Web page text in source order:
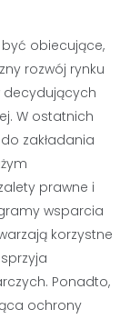
obiecujące,
rozwój rynku
decydujących
W ostatnich
zakładania
prawne i
wsparcia
korzystne
Ponadto,
ochrony